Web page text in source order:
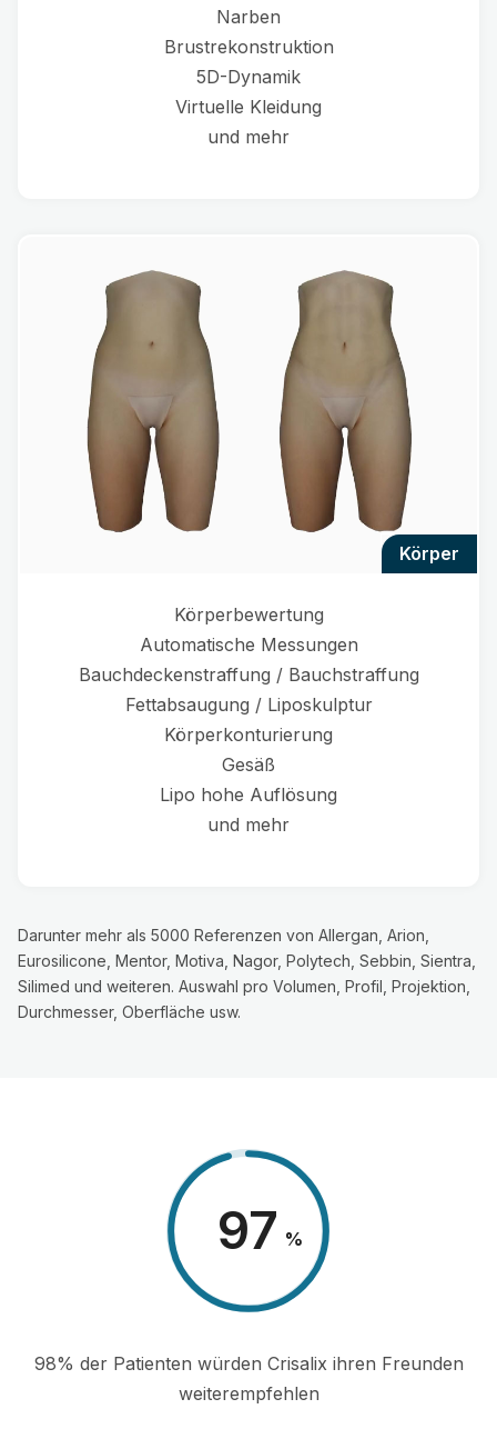
Narben
Brustrekonstruktion
5D-Dynamik
Virtuelle Kleidung
und mehr
körper
Körperbewertung
Automatische Messungen
Bauchdeckenstraffung / Bauchstraffung
Fettabsaugung / Liposkulptur
Körperkonturierung
Gesäß
Lipo hohe Auflösung
und mehr
Darunter mehr als 5000 Referenzen von Allergan, Arion,
Eurosilicone, Mentor, Motiva, Nagor, Polytech, Sebbin, Sientra,
Silimed und weiteren. Auswahl pro Volumen, Profil, Projektion,
Durchmesser, Oberfläche usw.
98 %
98% der Patienten würden Crisalix ihren Freunden
weiterempfehlen